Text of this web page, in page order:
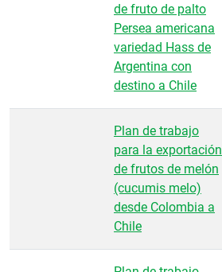
de fruto de palto
Persea americana
variedad Hass de
Argentina con
destino a Chile
Plan de trabajo
para la exportación
de frutos de melón
(cucumis melo)
desde Colombia a
Chile